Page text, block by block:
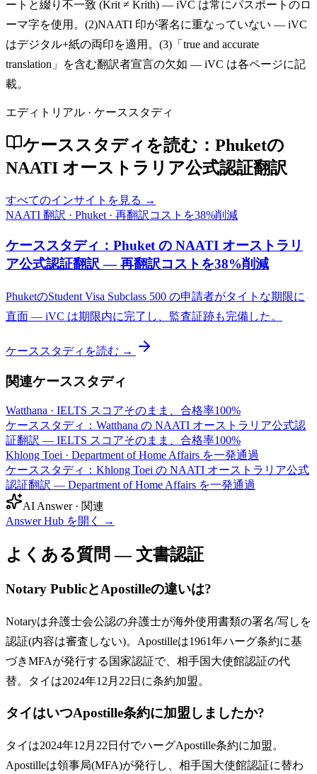
ートと綴り不一致 (Krit ≠ Krith) — iVC は常にパスポートのロ
ーマ字を使用。(2)NAATI 印が署名に重なっていない — iVC
はデジタル+紙の両印を適用。(3)「true and accurate
translation」を含む翻訳者宣言の欠如 — iVC は各ページに記
載。
エディトリアル · ケーススタディ
ケーススタディを読む：Phuketの
NAATI オーストラリア公式認証翻訳
すべてのインサイトを見る →
NAATI 翻訳 · Phuket · 再翻訳コストを38%削減
ケーススタディ：Phuket の NAATI オーストラリ
ア公式認証翻訳 — 再翻訳コストを38%削減
PhuketのStudent Visa Subclass 500 の申請者がタイトな期限に
直面 — iVC は期限内に完了し、監査証跡も完備した。
ケーススタディを読む →
関連ケーススタディ
Watthana · IELTS スコアそのまま、合格率100%
ケーススタディ：Watthana の NAATI オーストラリア公式認
証翻訳 — IELTS スコアそのまま、合格率100%
Khlong Toei · Department of Home Affairs を一発通過
ケーススタディ：Khlong Toei の NAATI オーストラリア公式
認証翻訳 — Department of Home Affairs を一発通過
AI Answer · 関連
Answer Hub を開く
→
よくある質問 — 文書認証
Notary PublicとApostilleの違いは?
Notaryは弁護士会公認の弁護士が海外使用書類の署名/写しを
認証(内容は審査しない)。Apostilleは1961年ハーグ条約に基
づきMFAが発行する国家認証で、相手国大使館認証の代
替。タイは2024年12月22日に条約加盟。
タイはいつApostille条約に加盟しましたか?
タイは2024年12月22日付でハーグApostille条約に加盟。
Apostilleは領事局(MFA)が発行し、相手国大使館認証に替わ